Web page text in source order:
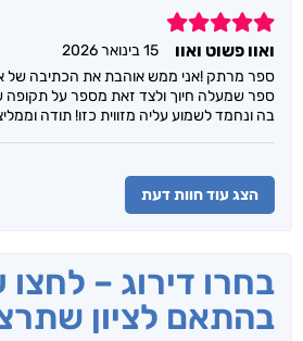
5
ואוו פשוט ואוו
15 בינואר 2026
ספר מרתק !אני ממש אוהבת את הכתיבה של
ספר שמעלה חיוך ולצד זאת מספר על תקופה
בה ונחמד לשמוע עליה מזווית כזו! תודה
הצג עוד חוות דעת
בחרו דירוג – לחצו
בהתאם לציון